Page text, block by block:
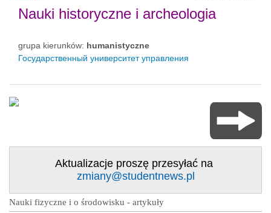
Nauki historyczne i archeologia
grupa kierunków: humanistyczne
Государственный университет управления
Aktualizacje proszę przesyłać na
zmiany@studentnews.pl
Nauki fizyczne i o środowisku - artykuły